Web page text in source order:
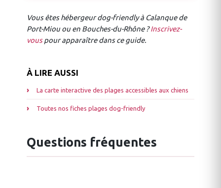
Vous êtes hébergeur dog-friendly à Calanque de
Port-Miou ou en Bouches-du-Rhône ?Inscrivez-
vouspour apparaître dans ce guide.
À LIRE AUSSI
La carte interactive des plages accessibles aux chiens
Toutes nos fiches plages dog-friendly
Questions fréquentes